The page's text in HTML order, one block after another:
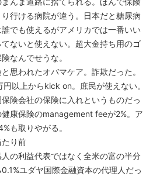
行ける病院が違う。日本だと糖尿病
でも使えるがアメリカでは一番いい
ないと使えない。超大金持ち用のゴ
なんでせうな。
思われたオバマケア。詐欺だった。
円以上からkick on。庶民が使えない。
保険会社の保険に入れというものだっ
健康保険のmanagement feeが2%。ア
も取りやがる。
たり前
の利益代表ではなく全米の富の半分
ユダヤ国際金融資本の代理人だっ